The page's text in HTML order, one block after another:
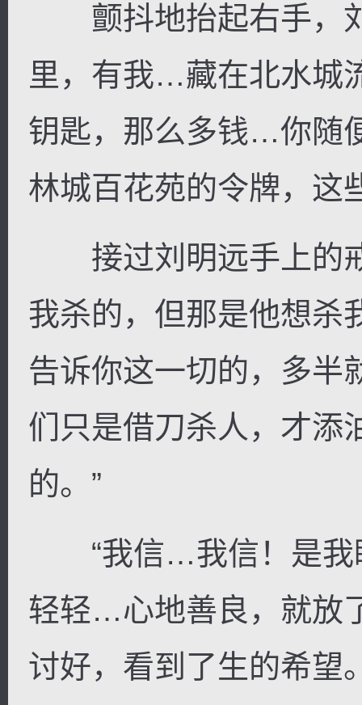
颤抖地抬起右手，刘
里，有我…藏在北水城
钥匙，那么多钱…你随
林城百花苑的令牌，
接过刘明远手上的戒
我杀的，但那是他想杀
告诉你这一切的，多半
们只是借刀杀人，才添
的。”
“我信…我信！是我
轻轻…心地善良，就放
讨好，看到了生的希望